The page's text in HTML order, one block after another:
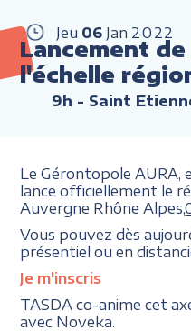
Jeu 06 Jan 2022
Lancement
l'échelle
9h - Saint
Le Gérontopole AURA,
lance officiellement le
Auvergne Rhône Alpes,
Vous pouvez dès
présentiel ou en
Je m'inscris
TASDA co-anime cet
avec Noveka.